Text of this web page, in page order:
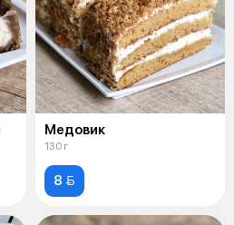
Медовик
130 г
8 